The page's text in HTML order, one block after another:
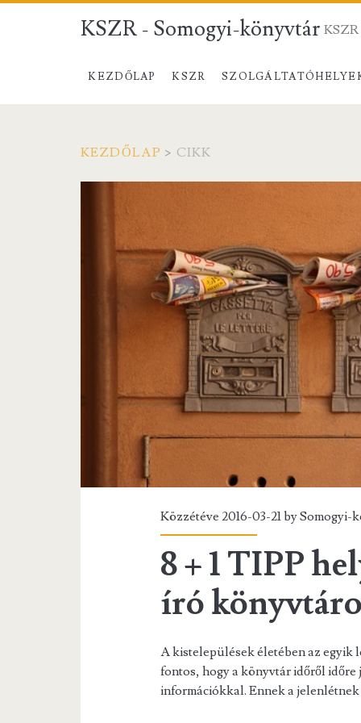
KSZR - Somogyi-könyvtár KSZR
KEZDŐLAP KSZR
KEZDŐLAP > CIKK
Címke:
<span>cikk</span>
Közzétéve 2016-03-21 bySomogyi-
8 + 1 TIPP
író
A kistelepülések életében az egyik
fontos, hogy a könyvtár időről
információkkal. Ennek a